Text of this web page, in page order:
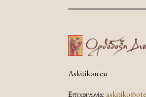
Askitikon.eu
Επικοινωνία: